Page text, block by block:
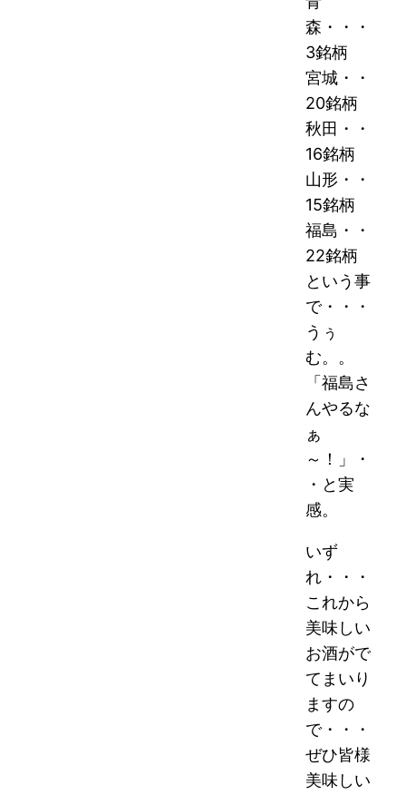
森・・・
3銘柄
宮城・・
20銘柄
秋田・・
16銘柄
山形・・
15銘柄
福島・・
22銘柄
という事
で・・・
うぅ
む。。
「福島さ
んやるな
ぁ
～！」・
・と実
感。
いず
れ・・・
これから
美味しい
お酒がで
てまいり
ますの
で・・・
ぜひ皆様
美味しい